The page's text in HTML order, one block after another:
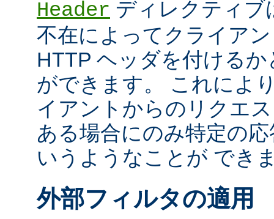
Header ディレクティブ
不在によってクライア
HTTP ヘッダを付ける
ができます。 これによ
イアントからのリクエ
ある場合にのみ特定の
いうようなことが でき
外部フィルタの適用